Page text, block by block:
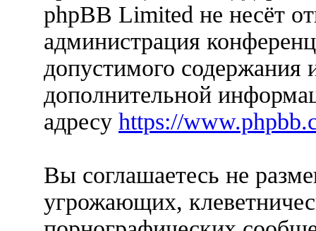
phpBB Limited не несёт
администрация
допустимого содержания
дополнительной
адресу https://
Вы соглашаетесь не
угрожающих,